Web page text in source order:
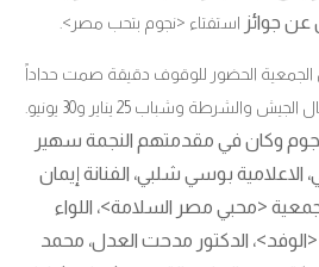
عن جوائز استفتاء <نجوم بتحب مصر>.
الجمعية الحضور للوقوف دقيقة صمت حداداً
وشباب 25 يناير و30 يونيو.
وكان في مقدمتهم النجمة سهير
الاعلامية بوسي شلبي، الفنانة إيمان
<محبي مصر السلامة>، اللواء
الدكتور مدحت العدل، محمد